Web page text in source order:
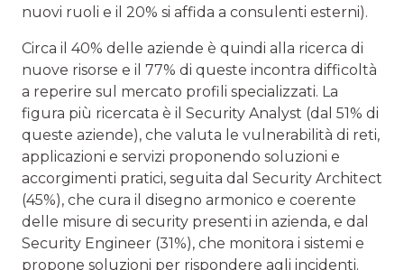
nuovi ruoli e il 20% si affida a consulenti esterni).
Circa il 40% delle aziende è quindi alla ricerca di
nuove risorse e il 77% di queste incontra difficoltà
a reperire sul mercato profili specializzati. La
figura più ricercata è il Security Analyst (dal 51% di
queste aziende), che valuta le vulnerabilità di reti,
applicazioni e servizi proponendo soluzioni e
accorgimenti pratici, seguita dal Security Architect
(45%), che cura il disegno armonico e coerente
delle misure di security presenti in azienda, e dal
Security Engineer (31%), che monitora i sistemi e
propone soluzioni per rispondere agli incidenti.